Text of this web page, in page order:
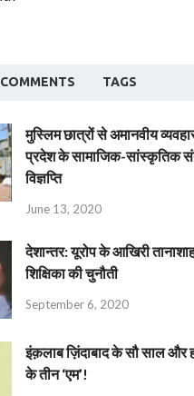
COMMENTS TAGS
मुस्लिम छात्रों से अमानवीय
प्रदेश के सामाजिक-सांस्कृतिक
विज्ञप्ति
June 13, 2020
देशान्‍तर: यूरोप के आखिरी
शिक्षिका की चुनौती
September 6, 2020
इंक़लाब ज़िंदाबाद के सौ साल और
के तीन ‘एम’!